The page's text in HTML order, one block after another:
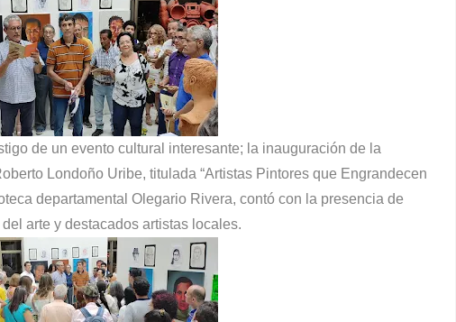
de un evento cultural interesante; la inauguración de la
Londoño Uribe, titulada “Artistas Pintores que Engrandecen
departamental Olegario Rivera, contó con la presencia de
arte y destacados artistas locales.